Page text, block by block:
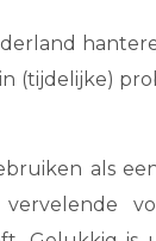
(tijdelijke)
als